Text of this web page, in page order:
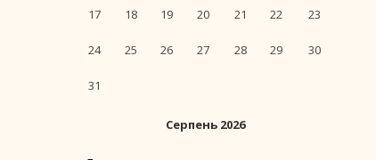
Серпень 2026
17 18 19 20 21 22 23
24 25 26 27 28 29 30
31